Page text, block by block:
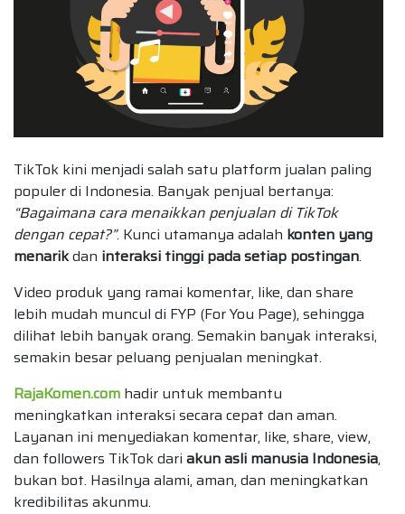
TikTok kini menjadi salah satu platform jualan paling
populer di Indonesia. Banyak penjual bertanya:
“Bagaimana cara menaikkan penjualan di TikTok
dengan cepat?”. Kunci utamanya adalah konten yang
menarikdan interaksi tinggi pada setiap postingan.
Video produk yang ramai komentar, like, dan share
lebih mudah muncul di FYP (For You Page), sehingga
dilihat lebih banyak orang. Semakin banyak interaksi,
semakin besar peluang penjualan meningkat.
RajaKomen.com hadir untuk membantu
meningkatkan interaksi secara cepat dan aman.
Layanan ini menyediakan komentar, like, share, view,
dan followers TikTok dari akun asli manusia Indonesia,
bukan bot. Hasilnya alami, aman, dan meningkatkan
kredibilitas akunmu.